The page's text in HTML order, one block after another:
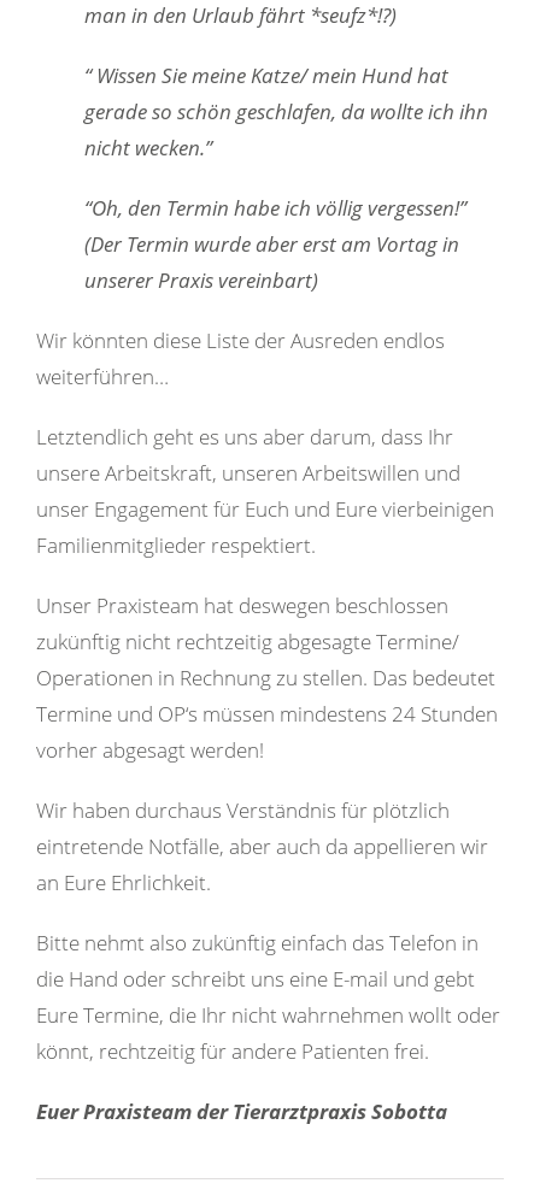
man in den Urlaub fährt *seufz*!?)
“ Wissen Sie meine Katze/ mein Hund hat
gerade so schön geschlafen, da wollte ich ihn
nicht wecken.”
“Oh, den Termin habe ich völlig vergessen!”
(Der Termin wurde aber erst am Vortag in
unserer Praxis vereinbart)
Wir könnten diese Liste der Ausreden endlos
weiterführen…
Letztendlich geht es uns aber darum, dass Ihr
unsere Arbeitskraft, unseren Arbeitswillen und
unser Engagement für Euch und Eure vierbeinigen
Familienmitglieder respektiert.
Unser Praxisteam hat deswegen beschlossen
zukünftig nicht rechtzeitig abgesagte Termine/
Operationen in Rechnung zu stellen. Das bedeutet
Termine und OP‘s müssen mindestens 24 Stunden
vorher abgesagt werden!
Wir haben durchaus Verständnis für plötzlich
eintretende Notfälle, aber auch da appellieren wir
an Eure Ehrlichkeit.
Bitte nehmt also zukünftig einfach das Telefon in
die Hand oder schreibt uns eine E-mail und gebt
Eure Termine, die Ihr nicht wahrnehmen wollt oder
könnt, rechtzeitig für andere Patienten frei.
Euer Praxisteam der Tierarztpraxis Sobotta